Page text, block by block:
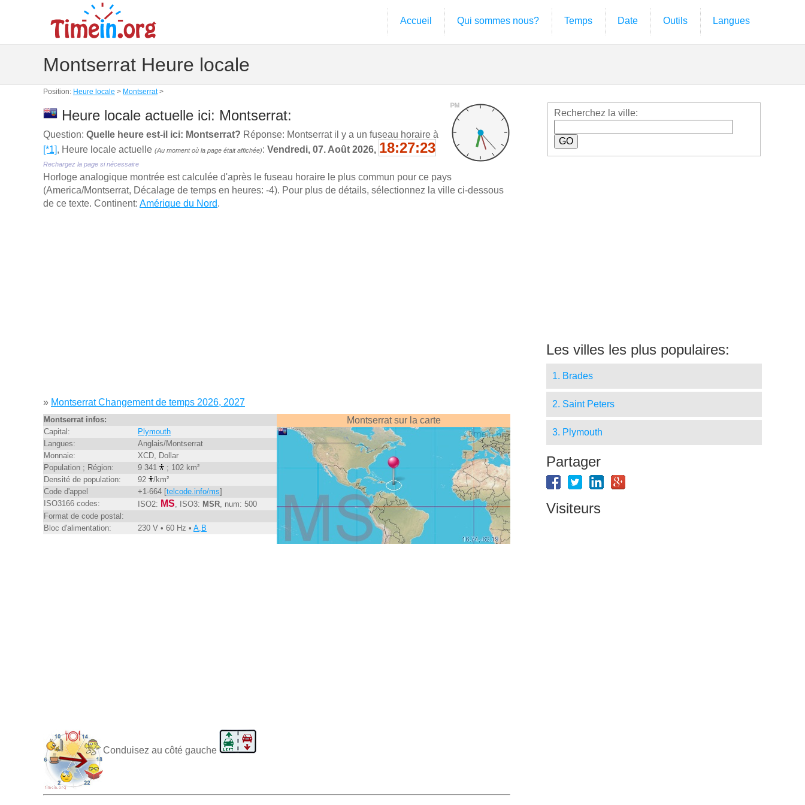
Accueil Qui sommes nous? Temps Date Outils Langues
Montserrat Heure locale
Position: Heure locale > Montserrat>
PM
Heure locale actuelle ici: Montserrat:
Question: Quelle heure est-il ici: Montserrat? Réponse: Montserrat il y a un fuseau horaire à
[*1], Heure locale actuelle (Au moment où la page était affichée): Vendredi, 07. Août 2026, 18:27:23
Rechargez la page si nécessaire
Horloge analogique montrée est calculée d'aprѐs le fuseau horaire le plus commun pour ce pays
(America/Montserrat, Décalage de temps en heures: -4). Pour plus de détails, sélectionnez la ville ci-dessous
de ce texte. Continent: Amérique du Nord.
» Montserrat Changement de temps 2026, 2027
Montserrat infos:
Capital:
Plymouth
Langues:
Anglais/Montserrat
Monnaie:
XCD, Dollar
Population ; Région:
9 341
; 102 km²
Densité de population:
92
/km²
Code d'appel
+1-664 [telcode.info/ms]
ISO3166 codes:
ISO2: MS, ISO3: MSR, num: 500
Format de code postal:
Bloc d'alimentation:
230 V • 60 Hz • A,B
Montserrat sur la carte
Conduisez au côté gauche
Recherchez la ville:
Les villes les plus populaires:
1. Brades
2. Saint Peters
3. Plymouth
Partager
Visiteurs